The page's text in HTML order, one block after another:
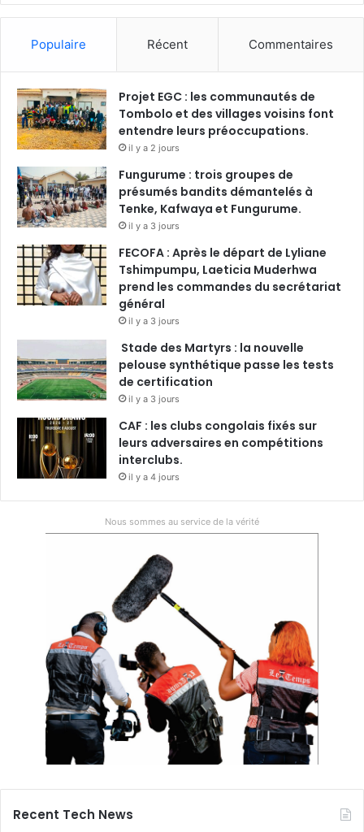
Populaire Récent Commentaires
Projet EGC : les communautés de
Tombolo et des villages voisins font
entendre leurs préoccupations.
il y a 2 jours
Fungurume : trois groupes de
présumés bandits démantelés à
Tenke, Kafwaya et Fungurume.
il y a 3 jours
FECOFA : Après le départ de Lyliane
Tshimpumpu, Laeticia Muderhwa
prend les commandes du secrétariat
général
il y a 3 jours
Stade des Martyrs : la nouvelle
pelouse synthétique passe les tests
de certification
il y a 3 jours
CAF : les clubs congolais fixés sur
leurs adversaires en compétitions
interclubs.
il y a 4 jours
Nous sommes au service de la vérité
Recent Tech News